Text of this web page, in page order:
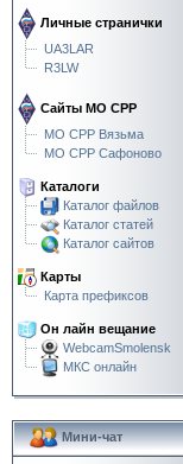
Личные странички
UA3LAR
R3LW
Сайты МО СРР
МО СРР Вязьма
МО СРР Сафоново
Каталоги
Каталог файлов
Каталог статей
Каталог сайтов
Карты
Карта префиксов
Он лайн вещание
WebcamSmolensk
МКС онлайн
Мини-чат